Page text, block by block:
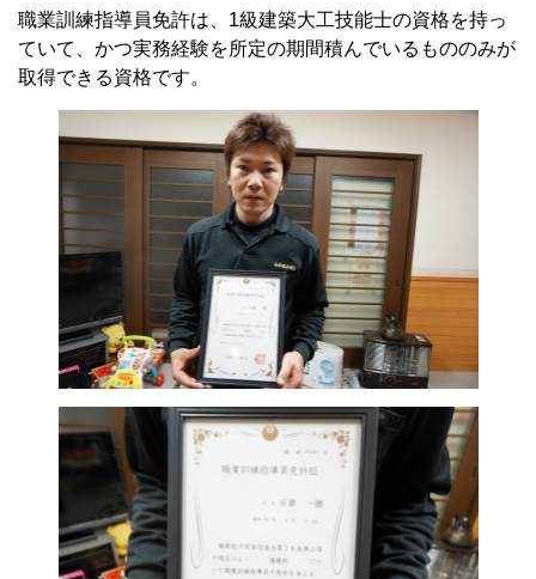
職業訓練指導員免許は、1級建築大工技能士の資格を持っ
ていて、かつ実務経験を所定の期間積んでいるもののみが
取得できる資格です。